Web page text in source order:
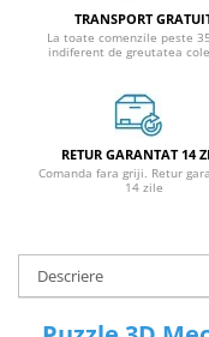
TRANSPORT
La toate comenzile peste
indiferent de greutatea
RETUR GARANTAT 14
Comanda fara griji. Retur
14 zile
Descriere